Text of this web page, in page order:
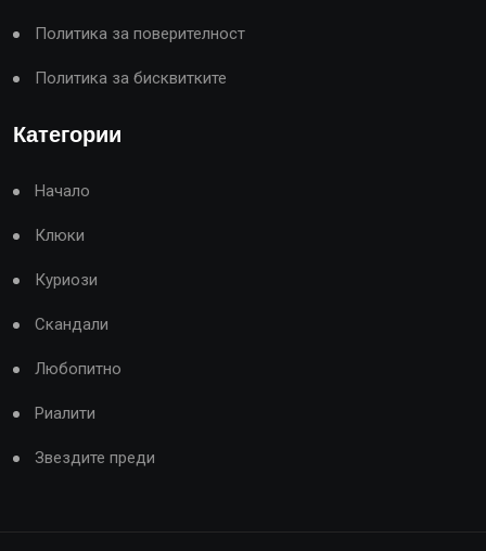
Политика за поверителност
Политика за бисквитките
Категории
Начало
Клюки
Куриози
Скандали
Любопитно
Риалити
Звездите преди